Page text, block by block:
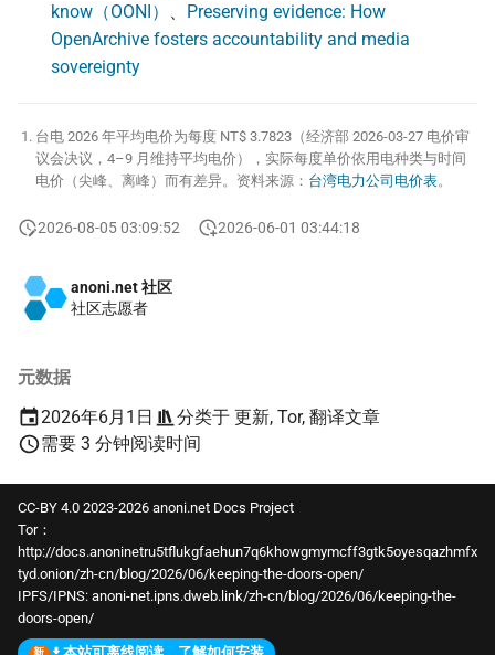
anoni.net 社区
社区志愿者
元数据
2026年6月1日
分类于 更新, Tor, 翻译文章
需要 3 分钟阅读时间
know（OONI）
、
Preserving evidence: How
OpenArchive fosters accountability and media
sovereignty
台电 2026 年平均电价为每度 NT$ 3.7823（经济部 2026-03-27 电价审
议会决议，4–9 月维持平均电价），实际每度单价依用电种类与时间
电价（尖峰、离峰）而有差异。资料来源： 台湾电力公司电价表。
2026-08-05 03:09:52 2026-06-01 03:44:18
CC-BY 4.0 2023-2026 anoni.net Docs Project
Tor：
http://docs.anoninetru5tflukgfaehun7q6khowgmymcff3gtk5oyesqazhmfx
tyd.onion/zh-cn/blog/2026/06/keeping-the-doors-open/
IPFS/IPNS: anoni-net.ipns.dweb.link/zh-cn/blog/2026/06/keeping-the-
doors-open/